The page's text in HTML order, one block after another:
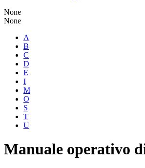
None
None
A
B
C
D
E
I
M
O
S
T
U
Manuale operativo